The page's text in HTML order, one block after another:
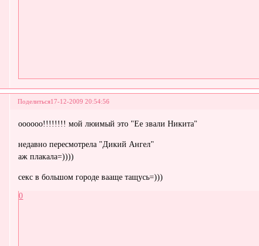
Поделиться17-12-2009 20:54:56
оооооо!!!!!!!! мой люимый это "Ее звали Никита"
недавно пересмотрела "Дикий Ангел"
аж плакала=))))
секс в большом городе вааще тащусь=)))
0